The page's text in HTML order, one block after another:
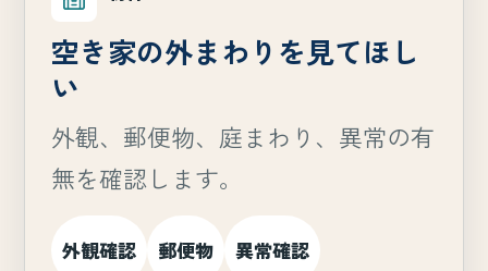
空き家の外まわりを見てほし
い
外観、郵便物、庭まわり、異常の有
無を確認します。
外観確認 郵便物 異常確認